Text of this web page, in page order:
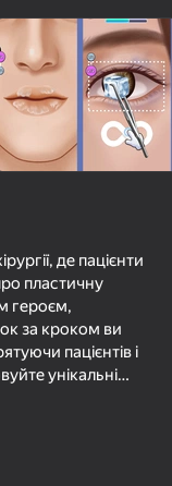
де пацієнти
пластичну
героєм,
за кроком ви
пацієнтів і
унікальні
вашої точності та
Чи можете ви